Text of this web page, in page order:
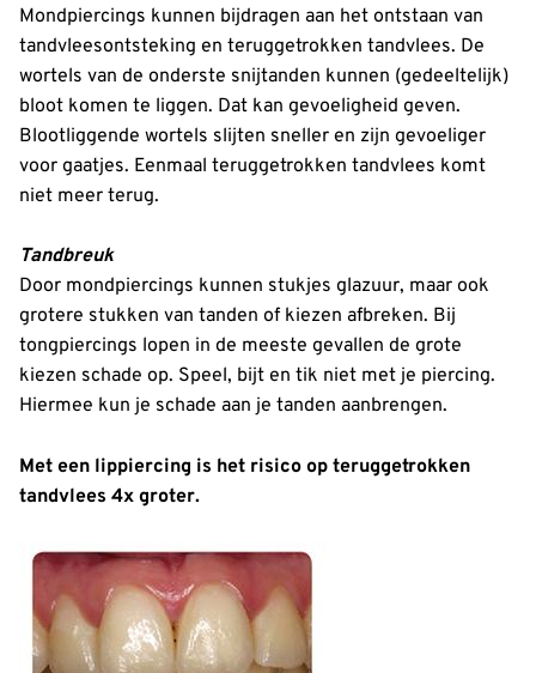
Mondpiercings kunnen bijdragen aan het ontstaan van
tandvleesontsteking en teruggetrokken tandvlees. De
wortels van de onderste snijtanden kunnen (gedeeltelijk)
bloot komen te liggen. Dat kan gevoeligheid geven.
Blootliggende wortels slijten sneller en zijn gevoeliger
voor gaatjes. Eenmaal teruggetrokken tandvlees komt
niet meer terug.
Tandbreuk
Door mondpiercings kunnen stukjes glazuur, maar ook
grotere stukken van tanden of kiezen afbreken. Bij
tongpiercings lopen in de meeste gevallen de grote
kiezen schade op. Speel, bijt en tik niet met je piercing.
Hiermee kun je schade aan je tanden aanbrengen.
Met een lippiercing is het risico op teruggetrokken
tandvlees 4x groter.